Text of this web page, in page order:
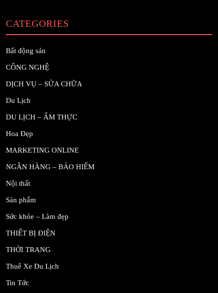
CATEGORIES
Bất động sản
CÔNG NGHỆ
DỊCH VỤ – SỬA CHỮA
Du Lịch
DU LỊCH – ẨM THỰC
Hoa Đẹp
MARKETING ONLINE
NGÂN HÀNG – BẢO HIỂM
Nội thất
Sản phẩm
Sức khỏe – Làm đẹp
THIẾT BỊ ĐIỆN
THỜI TRANG
Thuê Xe Du Lịch
Tin Tức